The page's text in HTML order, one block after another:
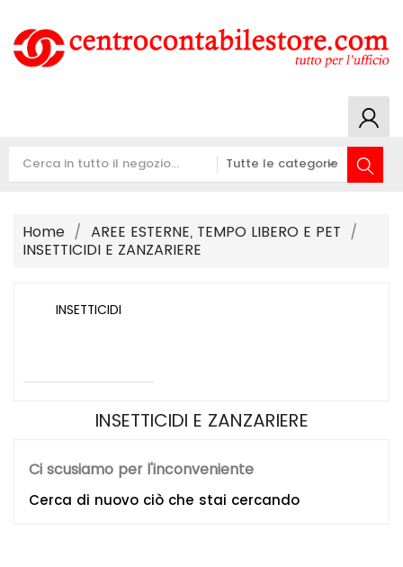
Home
AREE ESTERNE, TEMPO LIBERO E PET
INSETTICIDI E ZANZARIERE
INSETTICIDI
INSETTICIDI E ZANZARIERE
Ci scusiamo per l'inconveniente
Cerca di nuovo ciò che stai cercando